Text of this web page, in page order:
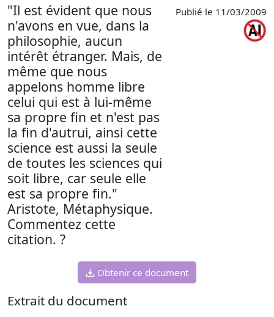
"Il est évident que nous
n'avons en vue, dans la
philosophie, aucun
intérêt étranger. Mais, de
même que nous
appelons homme libre
celui qui est à lui-même
sa propre fin et n'est pas
la fin d'autrui, ainsi cette
science est aussi la seule
de toutes les sciences qui
soit libre, car seule elle
est sa propre fin."
Aristote, Métaphysique.
Commentez cette
citation. ?
Publié le 11/03/2009
Obtenir ce document
Extrait du document